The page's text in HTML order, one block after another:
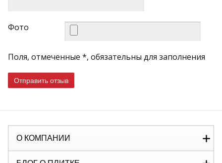
Фото
Поля, отмеченные *, обязательны для заполнения
Отправить отзыв
О КОМПАНИИ